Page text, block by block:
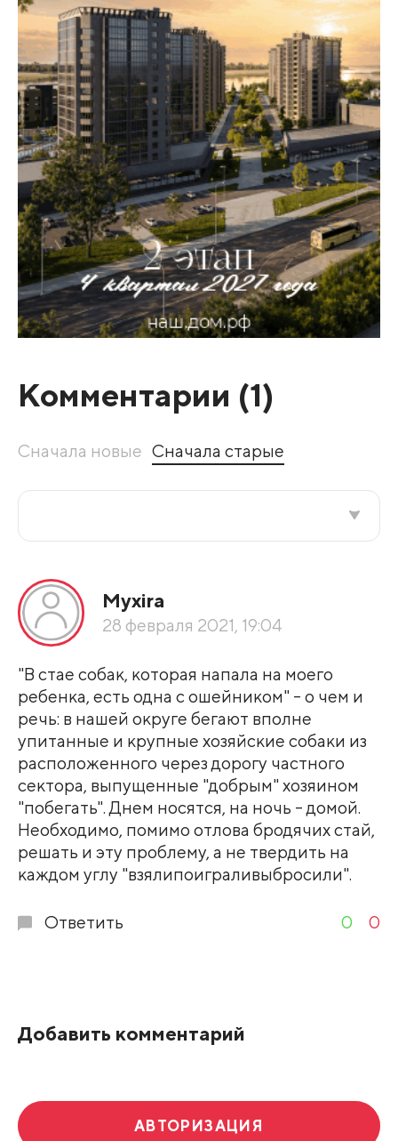
Комментарии (1)
Сначала новые Сначала старые
По рейтингу
Развернуть все
Myxira
28 февраля 2021, 19:04
"В стае собак, которая напала на моего
ребенка, есть одна с ошейником" - о чем и
речь: в нашей округе бегают вполне
упитанные и крупные хозяйские собаки из
расположенного через дорогу частного
сектора, выпущенные "добрым" хозяином
"побегать". Днем носятся, на ночь - домой.
Необходимо, помимо отлова бродячих стай,
решать и эту проблему, а не твердить на
каждом углу "взялипоиграливыбросили".
Ответить 0 0
Добавить комментарий
АВТОРИЗАЦИЯ